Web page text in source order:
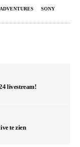
SONY
livestream!
te zien